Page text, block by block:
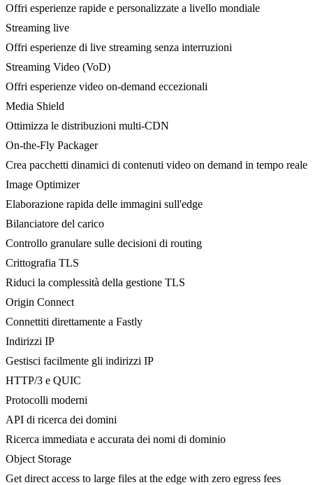
Offri esperienze rapide e personalizzate a livello mondiale
Streaming live
Offri esperienze di live streaming senza interruzioni
Streaming Video (VoD)
Offri esperienze video on-demand eccezionali
Media Shield
Ottimizza le distribuzioni multi-CDN
On-the-Fly Packager
Crea pacchetti dinamici di contenuti video on demand in tempo reale
Image Optimizer
Elaborazione rapida delle immagini sull'edge
Bilanciatore del carico
Controllo granulare sulle decisioni di routing
Crittografia TLS
Riduci la complessità della gestione TLS
Origin Connect
Connettiti direttamente a Fastly
Indirizzi IP
Gestisci facilmente gli indirizzi IP
HTTP/3 e QUIC
Protocolli moderni
API di ricerca dei domini
Ricerca immediata e accurata dei nomi di dominio
Object Storage
Get direct access to large files at the edge with zero egress fees